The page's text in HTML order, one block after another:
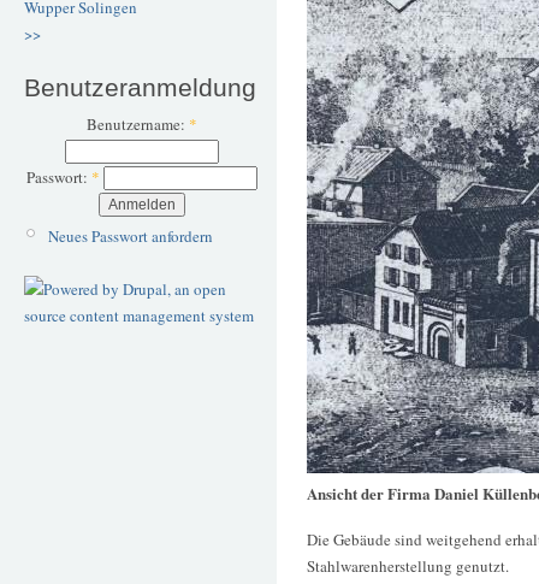
WupperSolingen
>>
Benutzeranmeldung
Benutzername: *
Passwort: *
Neues Passwort anfordern
Ansicht der Firma Daniel
Die Gebäude sind weitgehend
Stahlwarenherstellung genutzt.